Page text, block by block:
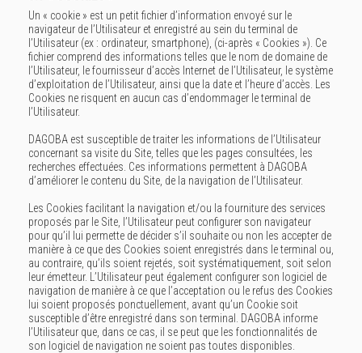
Un « cookie » est un petit fichier d’information envoyé sur le
navigateur de l’Utilisateur et enregistré au sein du terminal de
l’Utilisateur (ex : ordinateur, smartphone), (ci-après « Cookies »). Ce
fichier comprend des informations telles que le nom de domaine de
l’Utilisateur, le fournisseur d’accès Internet de l’Utilisateur, le système
d’exploitation de l’Utilisateur, ainsi que la date et l’heure d’accès. Les
Cookies ne risquent en aucun cas d’endommager le terminal de
l’Utilisateur.
DAGOBA est susceptible de traiter les informations de l’Utilisateur
concernant sa visite du Site, telles que les pages consultées, les
recherches effectuées. Ces informations permettent à DAGOBA
d’améliorer le contenu du Site, de la navigation de l’Utilisateur.
Les Cookies facilitant la navigation et/ou la fourniture des services
proposés par le Site, l’Utilisateur peut configurer son navigateur
pour qu’il lui permette de décider s’il souhaite ou non les accepter de
manière à ce que des Cookies soient enregistrés dans le terminal ou,
au contraire, qu’ils soient rejetés, soit systématiquement, soit selon
leur émetteur. L’Utilisateur peut également configurer son logiciel de
navigation de manière à ce que l’acceptation ou le refus des Cookies
lui soient proposés ponctuellement, avant qu’un Cookie soit
susceptible d’être enregistré dans son terminal. DAGOBA informe
l’Utilisateur que, dans ce cas, il se peut que les fonctionnalités de
son logiciel de navigation ne soient pas toutes disponibles.